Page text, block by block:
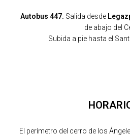
Autobus 447. Salida desde
de abajo del
Subida a pie hasta el
El perímetro del cerro de los